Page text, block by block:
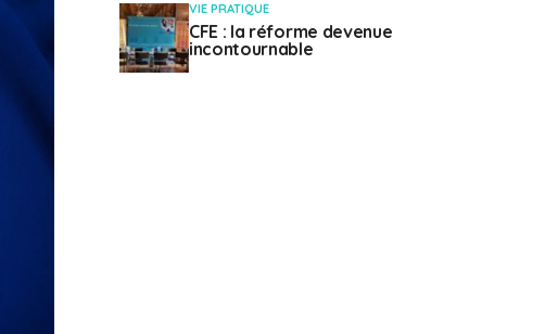
VIE PRATIQUE
CFE : la réforme devenue
incontournable